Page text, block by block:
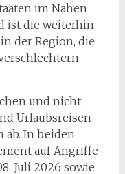
im Nahen
ist die weiterhin
der Region, die
und nicht
Urlaubsreisen
ab. In beiden
auf Angriffe
Juli 2026 sowie